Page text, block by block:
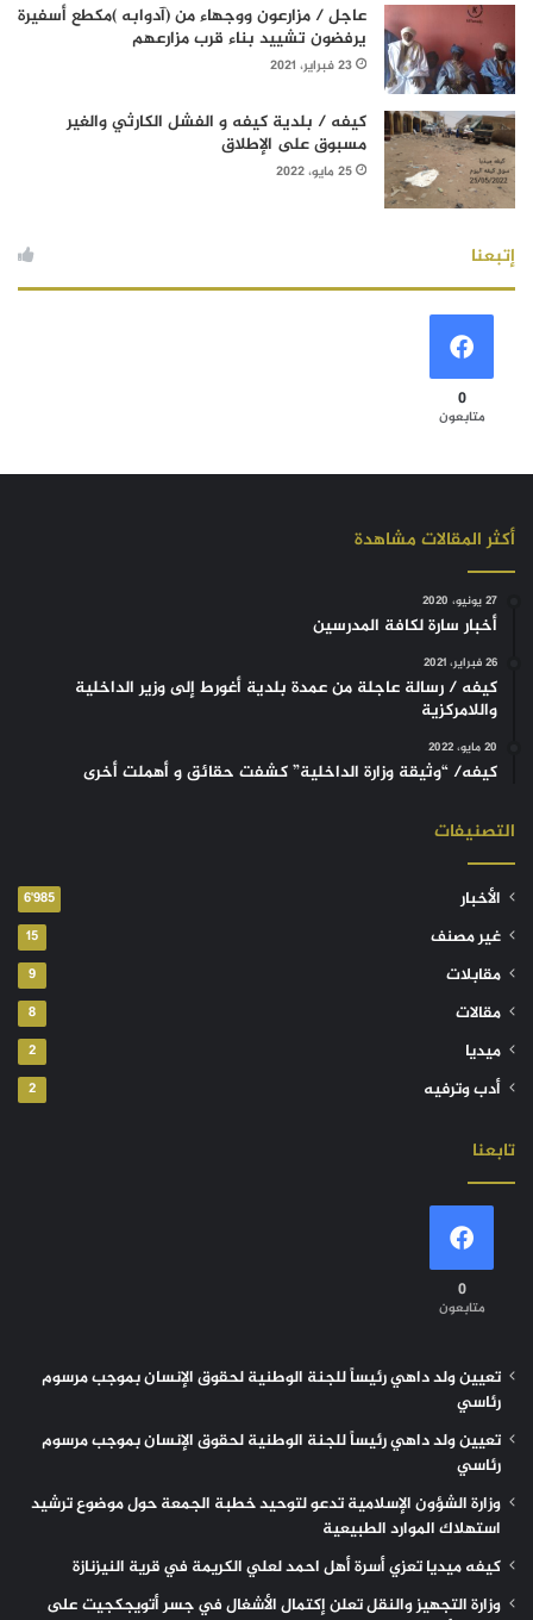
عاجل / مزارعون ووجهاء من (آدوابه )مكطع أسفيرة
يرفضون تشييد بناء قرب مزارعهم
23 فبراير، 2021
كيفه / بلدية كيفه و الفشل الكارثي والغير
مسبوق على الإطلاق
25 مايو، 2022
إتبعنا
0
متابعون
أكثر المقالات مشاهدة
27 يونيو، 2020
أخبار سارة لكافة المدرسين
26 فبراير، 2021
كيفه / رسالة عاجلة من عمدة بلدية أغورط إلى وزير الداخلية
واللامركزية
20 مايو، 2022
كيفه/ “وثيقة وزارة الداخلية” كشفت حقائق و أهملت أخرى
التصنيفات
الأخبار 6٬985
غير مصنف 15
مقابلات 9
مقالات 8
ميديا 2
أدب وترفيه 2
تابعنا
0
متابعون
تعيين ولد داهي رئيساً للجنة الوطنية لحقوق الإنسان بموجب مرسوم
رئاسي
تعيين ولد داهي رئيساً للجنة الوطنية لحقوق الإنسان بموجب مرسوم
رئاسي
وزارة الشؤون الإسلامية تدعو لتوحيد خطبة الجمعة حول موضوع ترشيد
استهلاك الموارد الطبيعية
كيفه ميديا تعزي أسرة أهل احمد لعلي الكريمة في قرية النيزنازة
وزارة التجهيز والنقل تعلن إكتمال الأشغال في جسر أتويجكجيت على